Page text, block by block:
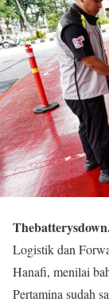
Logistik dan
Hanafi, menilai
Pertamina sudah